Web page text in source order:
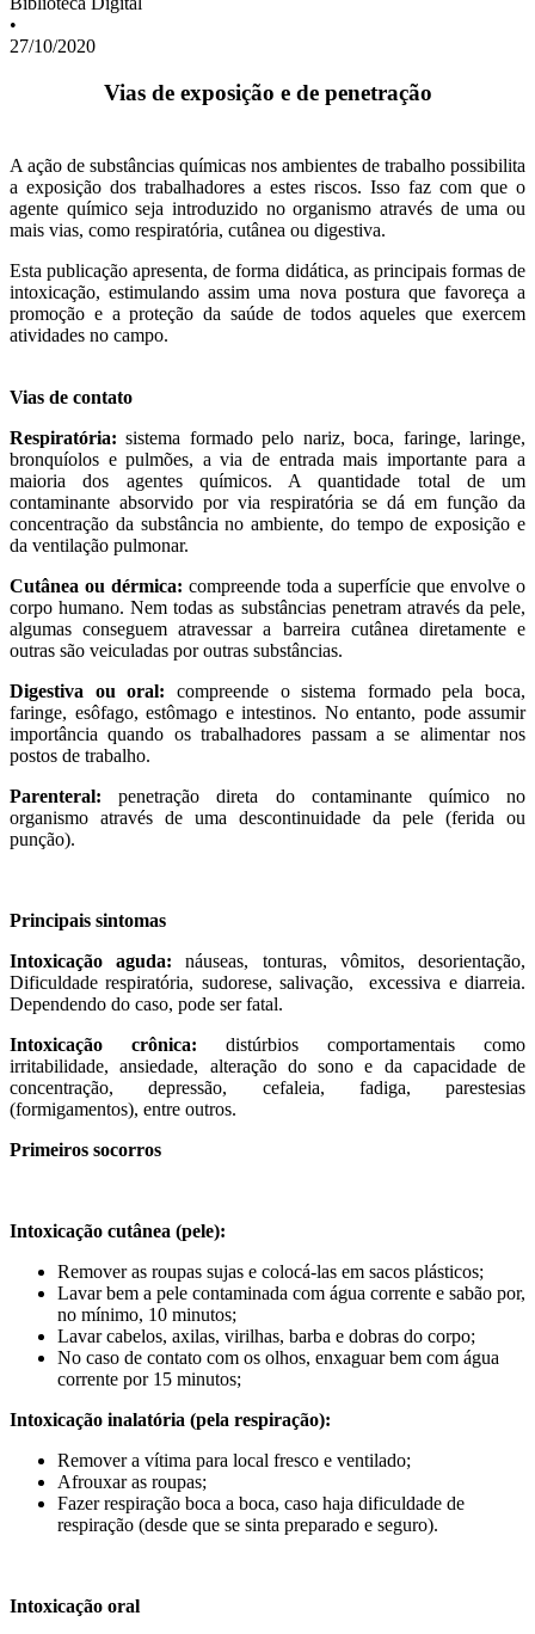
•
27/10/2020
Vias de exposição e de penetração
A ação de substâncias químicas nos ambientes de trabalho possibilita
a exposição dos trabalhadores a estes riscos. Isso faz com que o
agente químico seja introduzido no organismo através de uma ou
mais vias, como respiratória, cutânea ou digestiva.
Esta publicação apresenta, de forma didática, as principais formas de
intoxicação, estimulando assim uma nova postura que favoreça a
promoção e a proteção da saúde de todos aqueles que exercem
atividades no campo.
Vias de contato
Respiratória: sistema formado pelo nariz, boca, faringe, laringe,
bronquíolos e pulmões, a via de entrada mais importante para a
maioria dos agentes químicos. A quantidade total de um
contaminante absorvido por via respiratória se dá em função da
concentração da substância no ambiente, do tempo de exposição e
da ventilação pulmonar.
Cutânea ou dérmica: compreende toda a superfície que envolve o
corpo humano. Nem todas as substâncias penetram através da pele,
algumas conseguem atravessar a barreira cutânea diretamente e
outras são veiculadas por outras substâncias.
Digestiva ou oral: compreende o sistema formado pela boca,
faringe, esôfago, estômago e intestinos. No entanto, pode assumir
importância quando os trabalhadores passam a se alimentar nos
postos de trabalho.
Parenteral: penetração direta do contaminante químico no
organismo através de uma descontinuidade da pele (ferida ou
punção).
Principais sintomas
Intoxicação aguda: náuseas, tonturas, vômitos, desorientação,
Dificuldade respiratória, sudorese, salivação, excessiva e diarreia.
Dependendo do caso, pode ser fatal.
Intoxicação crônica: distúrbios comportamentais como
irritabilidade, ansiedade, alteração do sono e da capacidade de
concentração, depressão, cefaleia, fadiga, parestesias
(formigamentos), entre outros.
Primeiros socorros
Intoxicação cutânea (pele):
Remover as roupas sujas e colocá-las em sacos plásticos;
Lavar bem a pele contaminada com água corrente e sabão por,
no mínimo, 10 minutos;
Lavar cabelos, axilas, virilhas, barba e dobras do corpo;
No caso de contato com os olhos, enxaguar bem com água
corrente por 15 minutos;
Intoxicação inalatória (pela respiração):
Remover a vítima para local fresco e ventilado;
Afrouxar as roupas;
Fazer respiração boca a boca, caso haja dificuldade de
respiração (desde que se sinta preparado e seguro).
Intoxicação oral